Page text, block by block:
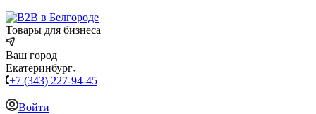
Товары для бизнеса
Ваш город
Екатеринбург
+7 (343) 227-94-45
Войти